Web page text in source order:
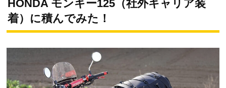
HONDA モンキー125（社外キャリア装
着）に積んでみた！